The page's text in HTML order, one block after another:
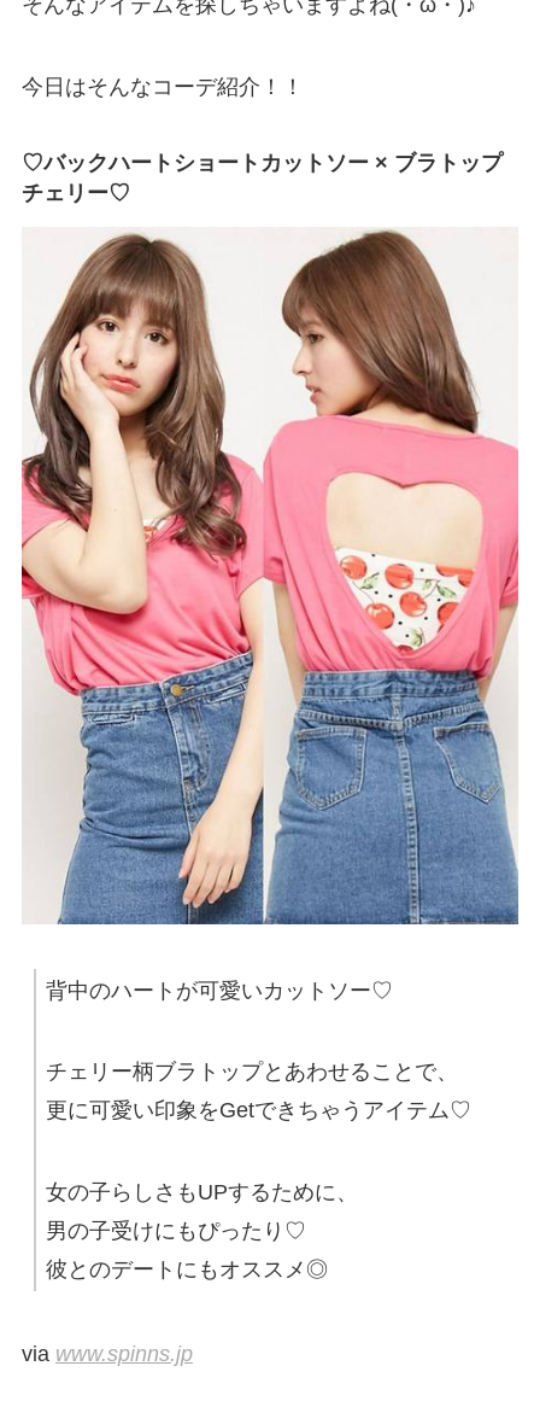
今日はそんなコーデ紹介！！
♡バックハートショートカットソー × ブラトップ
チェリー♡
背中のハートが可愛いカットソー♡
チェリー柄ブラトップとあわせることで、
更に可愛い印象をGetできちゃうアイテム♡
女の子らしさもUPするために、
男の子受けにもぴったり♡
彼とのデートにもオススメ◎
via www.spinns.jp